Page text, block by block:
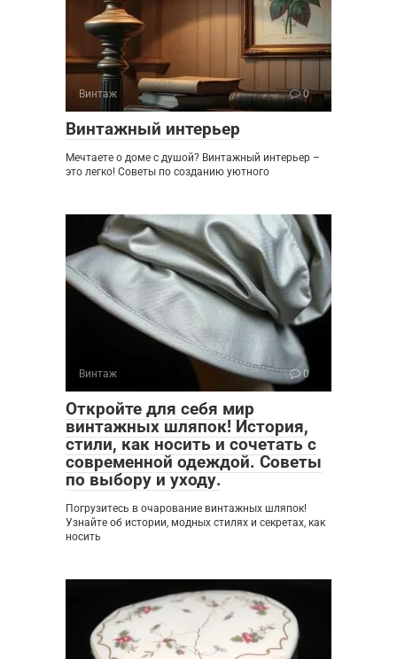
Винтаж 0
Винтажный интерьер
Мечтаете о доме с душой? Винтажный интерьер –
это легко! Советы по созданию уютного
Винтаж 0
Откройте для себя мир
винтажных шляпок! История,
стили, как носить и сочетать с
современной одеждой. Советы
по выбору и уходу.
Погрузитесь в очарование винтажных шляпок!
Узнайте об истории, модных стилях и секретах, как
носить